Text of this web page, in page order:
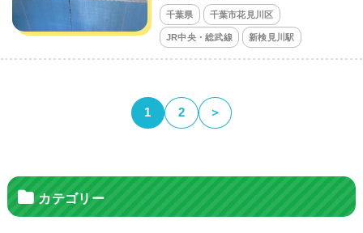
千葉県 千葉市花見川区
JR中央・総武線 新検見川駅
1 2 ＞
カテゴリー